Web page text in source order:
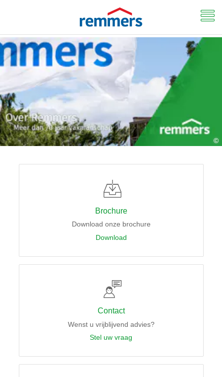
©
Brochure
Download onze brochure
Download
Contact
Wenst u vrijblijvend advies?
Stel uw vraag